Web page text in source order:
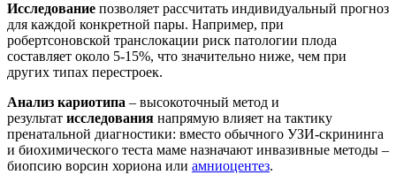
Исследование позволяет рассчитать индивидуальный прогноз
для каждой конкретной пары. Например, при
робертсоновской транслокации риск патологии плода
составляет около 5-15%, что значительно ниже, чем при
других типах перестроек.
Анализ кариотипа – высокоточный метод и
результат исследования напрямую влияет на тактику
пренатальной диагностики: вместо обычного УЗИ-скрининга
и биохимического теста маме назначают инвазивные методы –
биопсию ворсин хориона или амниоцентез.